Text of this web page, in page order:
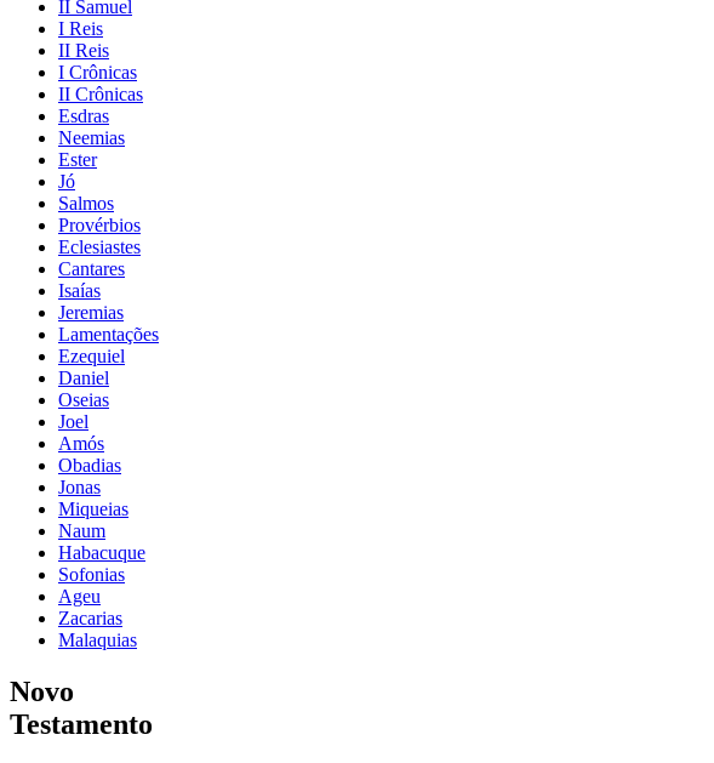
II Samuel
I Reis
II Reis
I Crônicas
II Crônicas
Esdras
Neemias
Ester
Jó
Salmos
Provérbios
Eclesiastes
Cantares
Isaías
Jeremias
Lamentações
Ezequiel
Daniel
Oseias
Joel
Amós
Obadias
Jonas
Miqueias
Naum
Habacuque
Sofonias
Ageu
Zacarias
Malaquias
Novo
Testamento